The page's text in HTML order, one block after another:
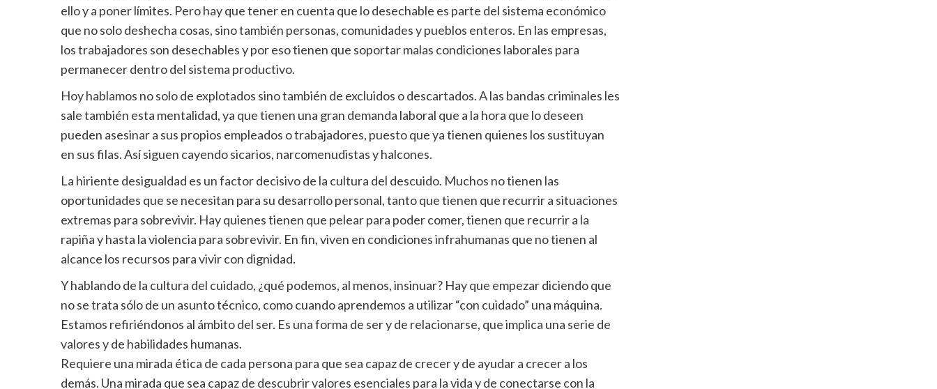
ello y a poner límites. Pero hay que tener en cuenta que lo desechable es parte del sistema económico
que no solo deshecha cosas, sino también personas, comunidades y pueblos enteros. En las empresas,
los trabajadores son desechables y por eso tienen que soportar malas condiciones laborales para
permanecer dentro del sistema productivo.
Hoy hablamos no solo de explotados sino también de excluidos o descartados. A las bandas criminales les
sale también esta mentalidad, ya que tienen una gran demanda laboral que a la hora que lo deseen
pueden asesinar a sus propios empleados o trabajadores, puesto que ya tienen quienes los sustituyan
en sus filas. Así siguen cayendo sicarios, narcomenudistas y halcones.
La hiriente desigualdad es un factor decisivo de la cultura del descuido. Muchos no tienen las
oportunidades que se necesitan para su desarrollo personal, tanto que tienen que recurrir a situaciones
extremas para sobrevivir. Hay quienes tienen que pelear para poder comer, tienen que recurrir a la
rapiña y hasta la violencia para sobrevivir. En fin, viven en condiciones infrahumanas que no tienen al
alcance los recursos para vivir con dignidad.
Y hablando de la cultura del cuidado, ¿qué podemos, al menos, insinuar? Hay que empezar diciendo que
no se trata sólo de un asunto técnico, como cuando aprendemos a utilizar “con cuidado” una máquina.
Estamos refiriéndonos al ámbito del ser. Es una forma de ser y de relacionarse, que implica una serie de
valores y de habilidades humanas.
Requiere una mirada ética de cada persona para que sea capaz de crecer y de ayudar a crecer a los
demás. Una mirada que sea capaz de descubrir valores esenciales para la vida y de conectarse con la